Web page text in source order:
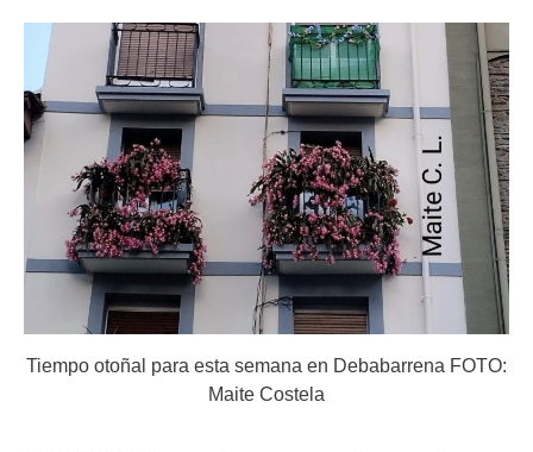
Tiempo otoñal para esta semana en Debabarrena FOTO:
Maite Costela